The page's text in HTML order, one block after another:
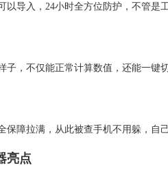
以导入，24小时全方位防护，不管是
子，不仅能正常计算数值，还能一键
保障拉满，从此被查手机不用躲，自
亮点